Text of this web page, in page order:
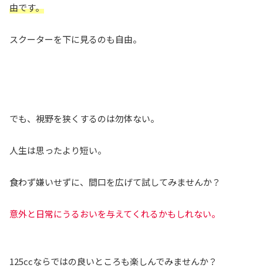
由です。
スクーターを下に見るのも自由。
でも、視野を狭くするのは勿体ない。
人生は思ったより短い。
食わず嫌いせずに、間口を広げて試してみませんか？
意外と日常にうるおいを与えてくれるかもしれない。
125ccならではの良いところも楽しんでみませんか？